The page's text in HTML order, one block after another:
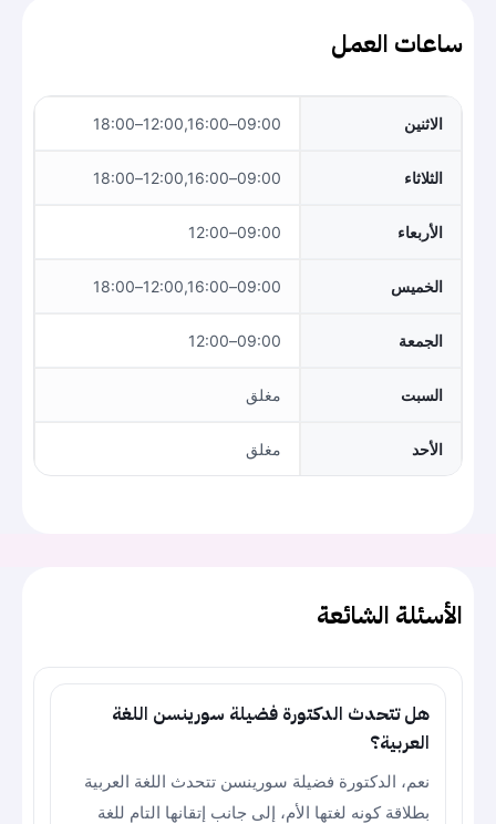
ساعات العمل
الاثنين 09:00–12:00,16:00–18:00
الثلاثاء 09:00–12:00,16:00–18:00
الأربعاء 09:00–12:00
الخميس 09:00–12:00,16:00–18:00
الجمعة 09:00–12:00
السبت مغلق
الأحد مغلق
الأسئلة الشائعة
هل تتحدث الدكتورة فضيلة سورينسن اللغة
العربية؟
نعم، الدكتورة فضيلة سورينسن تتحدث اللغة العربية
بطلاقة كونه لغتها الأم، إلى جانب إتقانها التام للغة